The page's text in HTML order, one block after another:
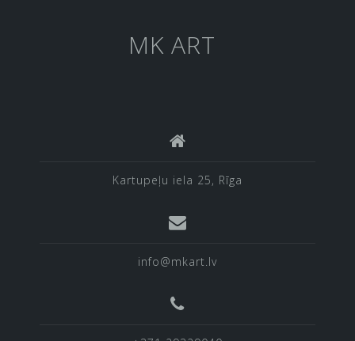
MK ART
Kartupeļu iela 25, Rīga
info@mkart.lv